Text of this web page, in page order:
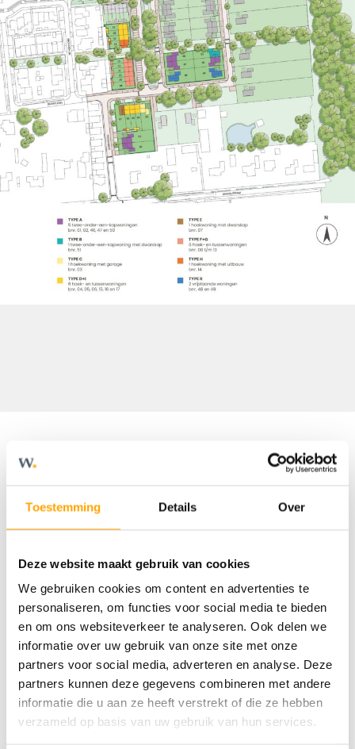
Toestemming Details Over
Deze website maakt gebruik van cookies
We gebruiken cookies om content en advertenties te
personaliseren, om functies voor social media te bieden
en om ons websiteverkeer te analyseren. Ook delen we
informatie over uw gebruik van onze site met onze
partners voor social media, adverteren en analyse. Deze
partners kunnen deze gegevens combineren met andere
informatie die u aan ze heeft verstrekt of die ze hebben
verzameld op basis van uw gebruik van hun services.
Welkom in deze moderne en
comfortabele nieuwbouwwoning!
Deze woning heeft alles in huis om fijn te
wonen. Een doordachte indeling, veel
leefruimte, 3 volwaardige slaapkamers én
een ruime tweede verdieping. Daarnaast is
de woning zeer energiezuinig. Dat is goed
voor het milieu én jouw portemonnee. Meer